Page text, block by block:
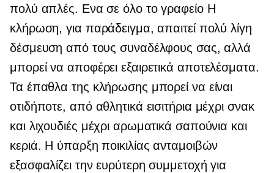
πολύ απλές. Ενασε όλο το γραφείοΗ
κλήρωση, για παράδειγμα, απαιτεί πολύ λίγη
δέσμευση από τους συναδέλφους σας, αλλά
μπορεί να αποφέρει εξαιρετικά αποτελέσματα.
Τα έπαθλα της κλήρωσης μπορεί να είναι
οτιδήποτε, από αθλητικά εισιτήρια μέχρι σνακ
και λιχουδιές μέχρι αρωματικά σαπούνια και
κεριά. Η ύπαρξη ποικιλίας ανταμοιβών
εξασφαλίζει την ευρύτερη συμμετοχή για